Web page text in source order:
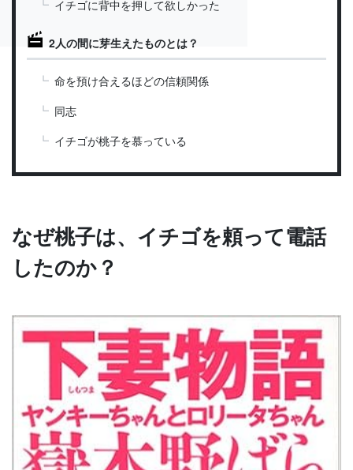
イチゴに背中を押して欲しかった
2人の間に芽生えたものとは？
命を預け合えるほどの信頼関係
同志
イチゴが桃子を慕っている
なぜ桃子は、イチゴを頼って電話
したのか？